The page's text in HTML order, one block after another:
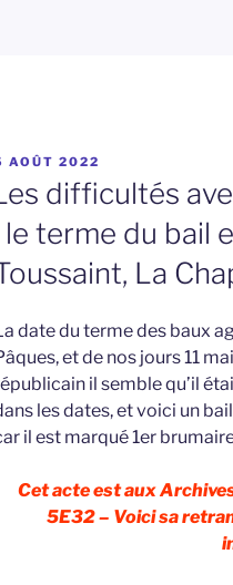
AOÛT 2022
difficultés
le terme du bail
La
date du terme des baux
et de nos jours 11
il semble qu’il
les dates, et voici un
il est marqué 1er
Cet acte est aux
5E32 – Voici sa